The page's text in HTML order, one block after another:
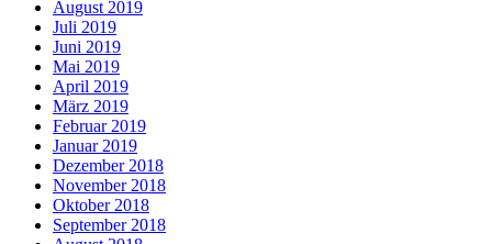
August 2019
Juli 2019
Juni 2019
Mai 2019
April 2019
März 2019
Februar 2019
Januar 2019
Dezember 2018
November 2018
Oktober 2018
September 2018